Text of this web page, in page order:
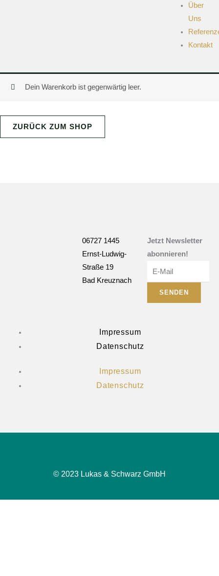
Über
Uns
Kontakt
Dein Warenkorb ist gegenwärtig leer.
ZURÜCK ZUM SHOP
06727 1445
Ernst-Ludwig-
Straße 19
Bad Kreuznach
Jetzt Newsletter
abonnieren!
SENDEN
Impressum
Datenschutz
Impressum
Datenschutz
© 2023 Lukas & Schwarz GmbH